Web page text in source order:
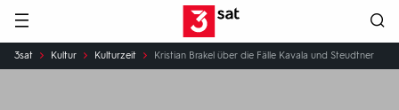
Hauptnavigation 3SAT
Sie
sind
3sat Kultur Kulturzeit Kristian Brakel über die Fälle Kavala und Steudtner